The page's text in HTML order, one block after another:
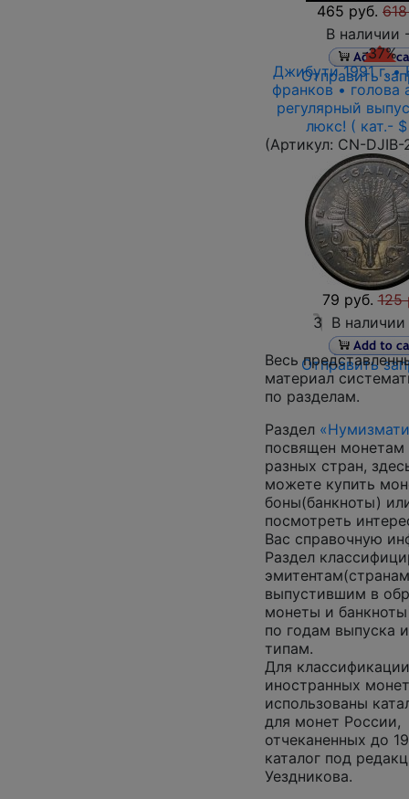
465 руб.
В наличии
Отправить
-37%
Джибути 1991 г. •
франков • голова
регулярный
люкс! ( кат.-
(Артикул: CN-DJIB-
79 руб. 125
3 В
Отправить
Весь
материал
по разделам.
Раздел
посвящен монетам
разных стран,
можете купить
боны(банкноты)
посмотреть
Вас справочную
Раздел
эмитентам(странам
выпустившим в
монеты и
по годам выпуска
типам.
Для классификации
иностранных
использованы
для монет России,
отчеканенных до
каталог под
Уездникова.